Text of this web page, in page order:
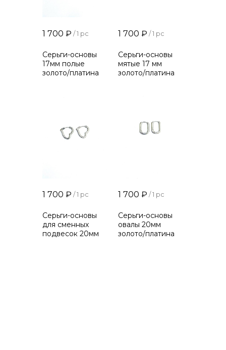
1 700 ₽ / 1 pc
Серьги-основы
17мм полые
золото/платина
1 700 ₽ / 1 pc
Серьги-основы
мятые 17 мм
золото/платина
1 700 ₽ / 1 pc
Серьги-основы
для сменных
подвесок 20мм
1 700 ₽ / 1 pc
Серьги-основы
овалы 20мм
золото/платина